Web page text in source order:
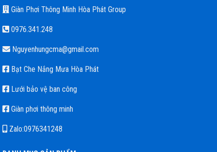
Giàn Phơi Thông Minh Hòa Phát Group
0976.341.248
Nguyenhungcma@gmail.com
Bạt Che Nắng Mưa Hòa Phát
Lưới bảo vệ ban công
Giàn phơi thông minh
Zalo:0976341248